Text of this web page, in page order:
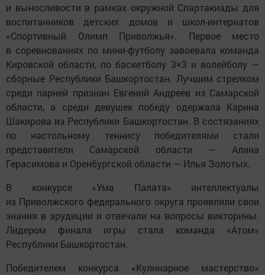
и выносливости в рамках окружной Спартакиады для
воспитанников детских домов и школ-интернатов
«Спортивный Олимп Приволжья». Первое место
в соревнованиях по мини-футболу завоевала команда
Кировской области, по баскетболу 3×3 и волейболу —
сборные Республики Башкортостан. Лучшим стрелком
среди парней признан Евгений Андреев из Самарской
области, а среди девушек победу одержала Карина
Шакирова из Республики Башкортостан. В состязаниях
по настольному теннису победителями стали
представители Самарской области — Алина
Герасимова и Оренбургской области — Илья Золотых.
В конкурсе «Ума Палата» интеллектуалы
из Приволжского федерального округа проявляли свои
знания в эрудиции и отвечали на вопросы викторины.
Лидером финала игры стала команда «Атом»
Республики Башкортостан.
Победителем конкурса «Кулинарное мастерство»